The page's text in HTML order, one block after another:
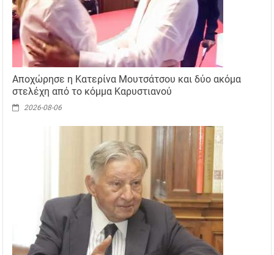
Αποχώρησε η Κατερίνα Μουτσάτσου και δύο ακόμα
στελέχη από το κόμμα Καρυστιανού
2026-08-06